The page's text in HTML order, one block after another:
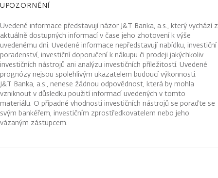
UPOZORNĚNÍ
Uvedené informace představují názor J&T Banka, a.s., který vychází z
aktuálně dostupných informací v čase jeho zhotovení k výše
uvedenému dni. Uvedené informace nepředstavují nabídku, investiční
poradenství, investiční doporučení k nákupu či prodeji jakýchkoliv
investičních nástrojů ani analýzu investičních příležitostí. Uvedené
prognózy nejsou spolehlivým ukazatelem budoucí výkonnosti.
J&T Banka, a.s., nenese žádnou odpovědnost, která by mohla
vzniknout v důsledku použití informací uvedených v tomto
materiálu. O případné vhodnosti investičních nástrojů se poraďte se
svým bankéřem, investičním zprostředkovatelem nebo jeho
vázaným zástupcem.